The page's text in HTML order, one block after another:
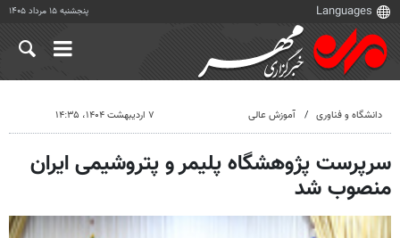
پنجشنبه ۱۵ مرداد ۱۴۰۵
دانشگاه و فناوری آموزش عالی ۷ اردیبهشت ۱۴۰۴، ۱۴:۳۵
سرپرست پژوهشگاه پلیمر و پتروشیمی ایران
منصوب شد